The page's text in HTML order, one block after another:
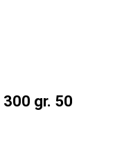
gr. 50